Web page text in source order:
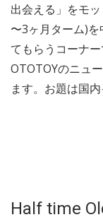
出会える」をモ
〜3ヶ月ターム)
てもらうコーナ
OTOTOYのニュ
ます。お題は国
Half time